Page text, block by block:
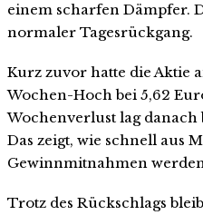
einem scharfen Dämpfer.
normaler Tagesrückgang.
Kurz zuvor hatte die Aktie
Wochen-Hoch bei 5,62
Wochenverlust lag
Das zeigt, wie schnell aus
Gewinnmitnahmen
Trotz des Rückschlags